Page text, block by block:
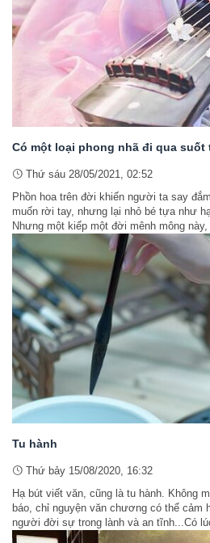
Có một loại phong nhã đi qua suốt
Thứ sáu 28/05/2021, 02:52
Phồn hoa trên đời khiến người ta say
muốn rời tay, nhưng lại nhỏ bé tựa như
Nhưng một kiếp một đời mênh mông này,
Tu hành
Thứ bảy 15/08/2020, 16:32
Hạ bút viết văn, cũng là tu hành. Không
báo, chỉ nguyện văn chương có thể cảm
người đời sự trong lành và an tĩnh...Có